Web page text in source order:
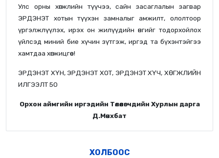
Улс орны хөгжлийн түүчээ, сайн засаглалын загвар
ЭРДЭНЭТ хотын түүхэн замналыг амжилт, ололтоор
үргэлжлүүлэх, ирэх он жилүүдийн өнгийг тодорхойлох
үйлсэд миний бие хүчин зүтгэж, иргэд та бүхэнтэйгээ
хамтдаа хөгжицгөөе!
ЭРДЭНЭТ ХҮН, ЭРДЭНЭТ ХОТ, ЭРДЭНЭТ ХҮЧ, ХӨГЖЛИЙН
ИЛГЭЭЛТ 50
Орхон аймгийн иргэдийн Төлөөлөгчдийн Хурлын дарга
Д.Мөнхбат
ХОЛБООС